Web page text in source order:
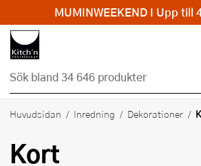
Hopp till huvudinnehållet
Huvudsidan Inredning Dekorationer
Kort
MUMINWEEKEND I Upp till